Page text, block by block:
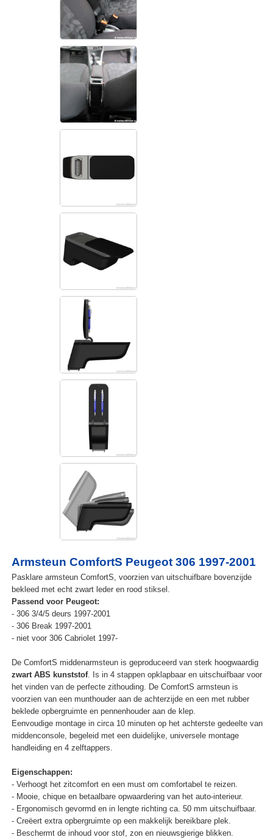
Armsteun ComfortS Peugeot 306 1997-2001
Pasklare armsteun ComfortS, voorzien van uitschuifbare bovenzijde
bekleed met echt zwart leder en rood stiksel.
Passend voor Peugeot:
- 306 3/4/5 deurs 1997-2001
- 306 Break 1997-2001
- niet voor 306 Cabriolet 1997-
De ComfortS middenarmsteun is geproduceerd van sterk hoogwaardig
zwart ABS kunststof. Is in 4 stappen opklapbaar en uitschuifbaar voor
het vinden van de perfecte zithouding. De ComfortS armsteun is
voorzien van een munthouder aan de achterzijde en een met rubber
beklede opbergruimte en pennenhouder aan de klep.
Eenvoudige montage in circa 10 minuten op het achterste gedeelte van
middenconsole, begeleid met een duidelijke, universele montage
handleiding en 4 zelftappers.
Eigenschappen:
- Verhoogt het zitcomfort en een must om comfortabel te reizen.
- Mooie, chique en betaalbare opwaardering van het auto-interieur.
- Ergonomisch gevormd en in lengte richting ca. 50 mm uitschuifbaar.
- Creëert extra opbergruimte op een makkelijk bereikbare plek.
- Beschermt de inhoud voor stof, zon en nieuwsgierige blikken.